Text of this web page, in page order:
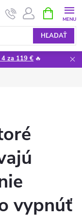
HĽADAŤ
KOŠÍK
4 za 119 € 🔥
vypnúť